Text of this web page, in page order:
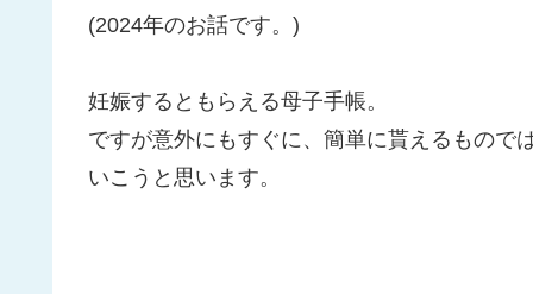
(2024年のお話です。)
妊娠するともらえる母子手帳。
ですが意外にもすぐに、簡単に貰えるもので
いこうと思います。